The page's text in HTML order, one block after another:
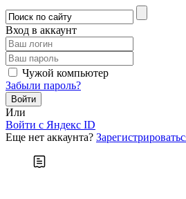
Вход в аккаунт
Чужой компьютер
Забыли пароль?
Или
Войти c Яндекс ID
Еще нет аккаунта?